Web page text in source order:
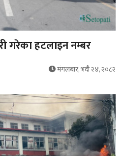
गरेका हटलाइन नम्बर
मंगलबार, भदौ २४, २०८२